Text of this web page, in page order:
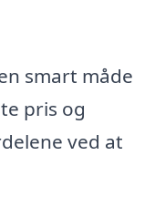
smart måde
pris og
ved at